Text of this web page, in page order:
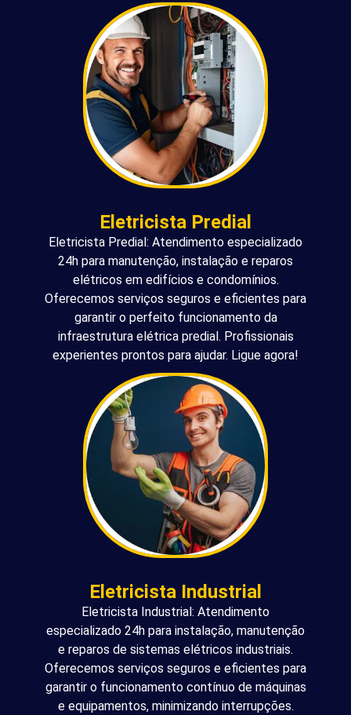
Eletricista Predial
Eletricista Predial: Atendimento especializado
24h para manutenção, instalação e reparos
elétricos em edifícios e condomínios.
Oferecemos serviços seguros e eficientes para
garantir o perfeito funcionamento da
infraestrutura elétrica predial. Profissionais
experientes prontos para ajudar. Ligue agora!
Eletricista Industrial
Eletricista Industrial: Atendimento
especializado 24h para instalação, manutenção
e reparos de sistemas elétricos industriais.
Oferecemos serviços seguros e eficientes para
garantir o funcionamento contínuo de máquinas
e equipamentos, minimizando interrupções.